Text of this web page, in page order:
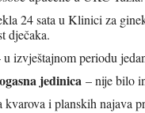
24 sata u Klinici za
dječaka.
u izvještajnom periodu
jedinica – nije bilo
kvarova i planskih najava